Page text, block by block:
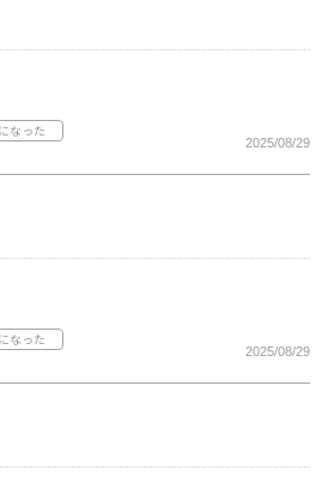
2025/08/29
2025/08/29